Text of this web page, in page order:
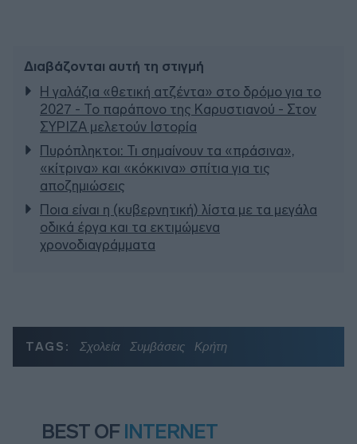
Διαβάζονται αυτή τη στιγμή
Η γαλάζια «θετική ατζέντα» στο δρόμο για το
2027 - Το παράπονο της Καρυστιανού - Στον
ΣΥΡΙΖΑ μελετούν Ιστορία
Πυρόπληκτοι: Τι σημαίνουν τα «πράσινα»,
«κίτρινα» και «κόκκινα» σπίτια για τις
αποζημιώσεις
Ποια είναι η (κυβερνητική) λίστα με τα μεγάλα
οδικά έργα και τα εκτιμώμενα
χρονοδιαγράμματα
TAGS: Σχολεία Συμβάσεις Κρήτη
BEST OF INTERNET